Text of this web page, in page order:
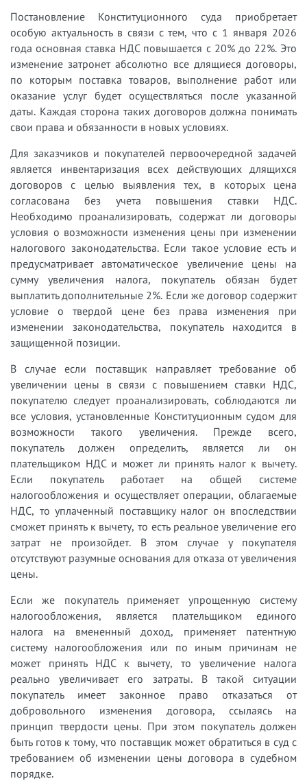
Постановление Конституционного суда приобретает
особую актуальность в связи с тем, что с 1 января 2026
года основная ставка НДС повышается с 20% до 22%. Это
изменение затронет абсолютно все длящиеся договоры,
по которым поставка товаров, выполнение работ или
оказание услуг будет осуществляться после указанной
даты. Каждая сторона таких договоров должна понимать
свои права и обязанности в новых условиях.
Для заказчиков и покупателей первоочередной задачей
является инвентаризация всех действующих длящихся
договоров с целью выявления тех, в которых цена
согласована без учета повышения ставки НДС.
Необходимо проанализировать, содержат ли договоры
условия о возможности изменения цены при изменении
налогового законодательства. Если такое условие есть и
предусматривает автоматическое увеличение цены на
сумму увеличения налога, покупатель обязан будет
выплатить дополнительные 2%. Если же договор содержит
условие о твердой цене без права изменения при
изменении законодательства, покупатель находится в
защищенной позиции.
В случае если поставщик направляет требование об
увеличении цены в связи с повышением ставки НДС,
покупателю следует проанализировать, соблюдаются ли
все условия, установленные Конституционным судом для
возможности такого увеличения. Прежде всего,
покупатель должен определить, является ли он
плательщиком НДС и может ли принять налог к вычету.
Если покупатель работает на общей системе
налогообложения и осуществляет операции, облагаемые
НДС, то уплаченный поставщику налог он впоследствии
сможет принять к вычету, то есть реальное увеличение его
затрат не произойдет. В этом случае у покупателя
отсутствуют разумные основания для отказа от увеличения
цены.
Если же покупатель применяет упрощенную систему
налогообложения, является плательщиком единого
налога на вмененный доход, применяет патентную
систему налогообложения или по иным причинам не
может принять НДС к вычету, то увеличение налога
реально увеличивает его затраты. В такой ситуации
покупатель имеет законное право отказаться от
добровольного изменения договора, ссылаясь на
принцип твердости цены. При этом покупатель должен
быть готов к тому, что поставщик может обратиться в суд с
требованием об изменении цены договора в судебном
порядке.